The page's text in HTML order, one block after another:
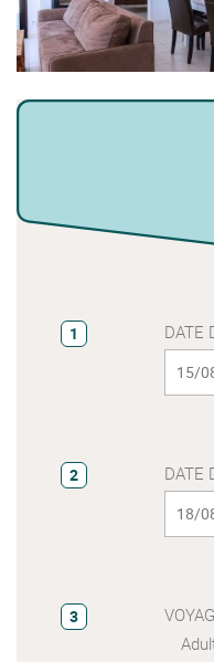
1 DATE
2 DATE
3